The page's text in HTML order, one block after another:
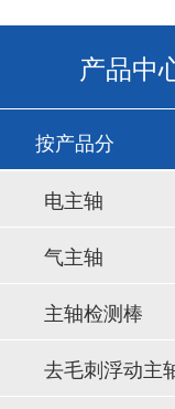
产品中
按产品分
电主轴
气主轴
主轴检测棒
去毛刺浮动主